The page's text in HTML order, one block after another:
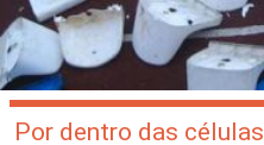
Por dentro das células